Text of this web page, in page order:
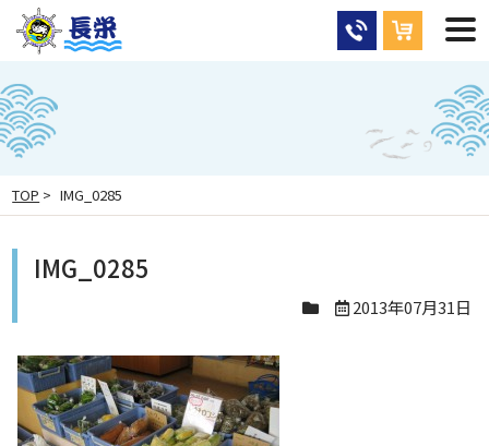
TOP > IMG_0285
IMG_0285
2013年07月31日